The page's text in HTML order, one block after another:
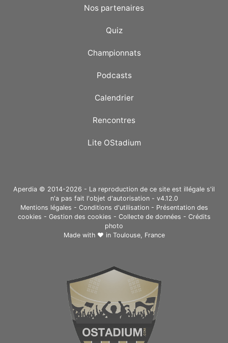
Nos partenaires
Quiz
Championnats
Podcasts
Calendrier
Rencontres
Lite OStadium
Aperdia © 2014-2026 - La reproduction de ce site est illégale s'il
n'a pas fait l'objet d'autorisation - v4.12.0
Mentions légales - Conditions d'utilisation- Présentation des
cookies - Gestion des cookies - Collecte de données - Crédits
photo
Made with ❤ in Toulouse, France